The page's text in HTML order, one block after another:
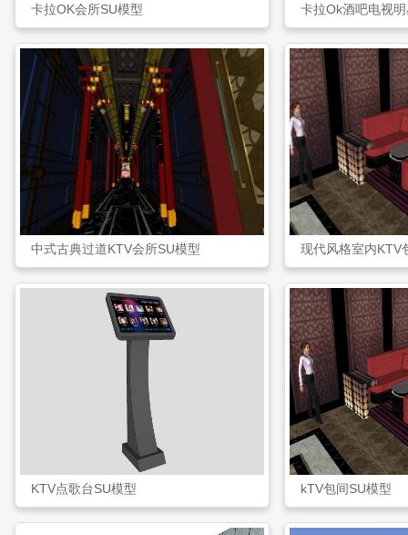
卡拉OK会所SU模型 卡拉Ok酒吧电视
中式古典过道KTV会所SU模型 现代风格室内KTV
KTV点歌台SU模型 kTV包间SU模型